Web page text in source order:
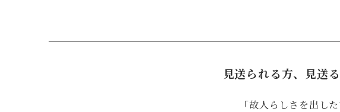
見送られる方、見送
「故人らしさを出し